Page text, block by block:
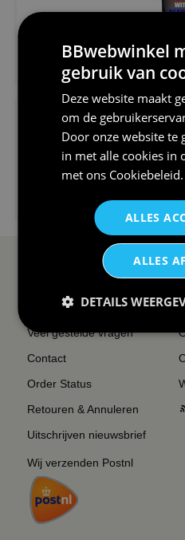
V-hals shirt rood
SERVICE EN INFO
Reviews
Veel gestelde vragen
Contact
Order Status
Retouren & Annuleren
Uitschrijven nieuwsbrief
Wij verzenden Postnl
BBwebwinkel
gebruik van
Deze website maakt
om de
Door onze website te
in met alle cookies in
met ons Cookiebeleid.
ALLES
ALLES
DETAILS